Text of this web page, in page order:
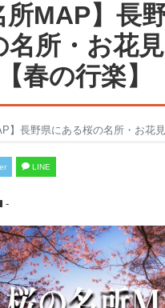
所MAP】長
名所・お花
春の行楽】
長野県にある桜の名所・お花見スポット5
LINE
-